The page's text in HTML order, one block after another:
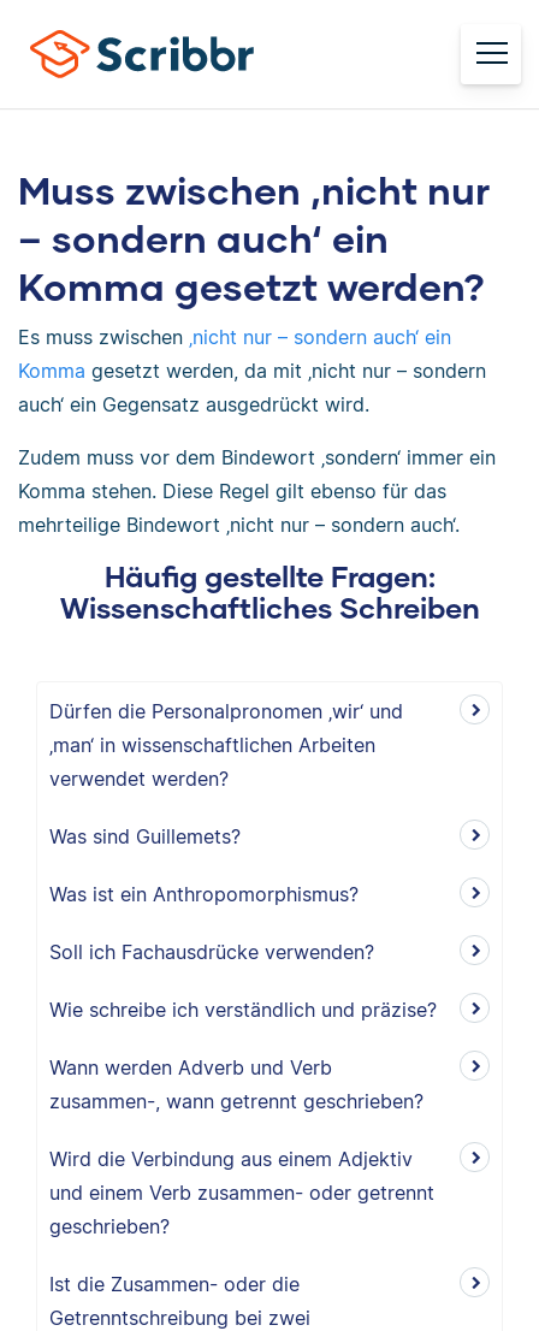
Muss zwischen ‚nicht nur
– sondern auch‘ ein
Komma gesetzt werden?
Es muss zwischen ‚nicht nur – sondern auch‘ ein
Komma gesetzt werden, da mit ‚nicht nur – sondern
auch‘ ein Gegensatz ausgedrückt wird.
Zudem muss vor dem Bindewort ‚sondern‘ immer ein
Komma stehen. Diese Regel gilt ebenso für das
mehrteilige Bindewort ‚nicht nur – sondern auch‘.
Häufig gestellte Fragen:
Wissenschaftliches Schreiben
Dürfen die Personalpronomen ‚wir‘ und
‚man‘ in wissenschaftlichen Arbeiten
verwendet werden?
Was sind Guillemets?
Was ist ein Anthropomorphismus?
Soll ich Fachausdrücke verwenden?
Wie schreibe ich verständlich und präzise?
Wann werden Adverb und Verb
zusammen-, wann getrennt geschrieben?
Wird die Verbindung aus einem Adjektiv
und einem Verb zusammen- oder getrennt
geschrieben?
Ist die Zusammen- oder die
Getrenntschreibung bei zwei